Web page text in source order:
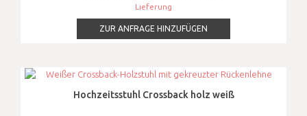
Lieferung
ZUR ANFRAGE HINZUFÜGEN
Hochzeitsstuhl Crossback holz weiß